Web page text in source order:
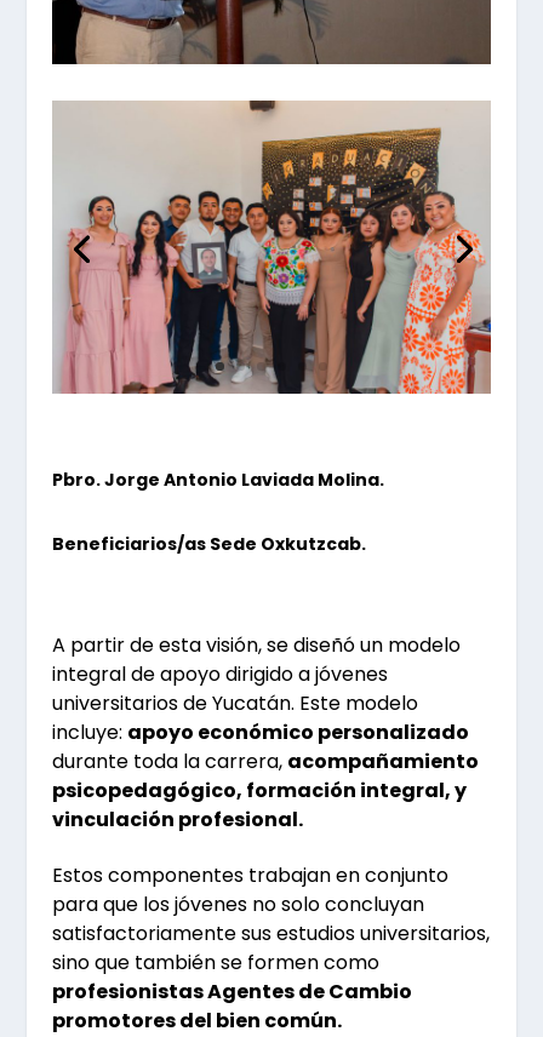
Pbro. Jorge Antonio Laviada Molina.
Beneficiarios/as Sede Oxkutzcab.
A partir de esta visión, se diseñó un modelo
integral de apoyo dirigido a jóvenes
universitarios de Yucatán. Este modelo
incluye: apoyo económico personalizado
durante toda la carrera, acompañamiento
psicopedagógico, formación integral, y
vinculación profesional.
Estos componentes trabajan en conjunto
para que los jóvenes no solo concluyan
satisfactoriamente sus estudios universitarios,
sino que también se formen como
profesionistas Agentes de Cambio
promotores del bien común.